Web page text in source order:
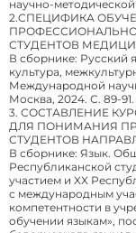
научно-
2.СПЕЦИФИКА
СТУДЕНТОВ
В сборнике: Русский
культура,
Международной
Москва, 2024. С. 89-
3. СОСТАВЛЕНИЕ
ДЛЯ ПОНИМАНИЯ
СТУДЕНТОВ
В сборнике: Язык.
Республиканской
участием и XX
с международным
компетентности в
обучении языкам»,